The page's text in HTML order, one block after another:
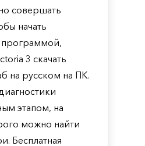
совершать
начать
программой,
3 скачать
на русском на ПК.
этапом, на
можно найти
Бесплатная